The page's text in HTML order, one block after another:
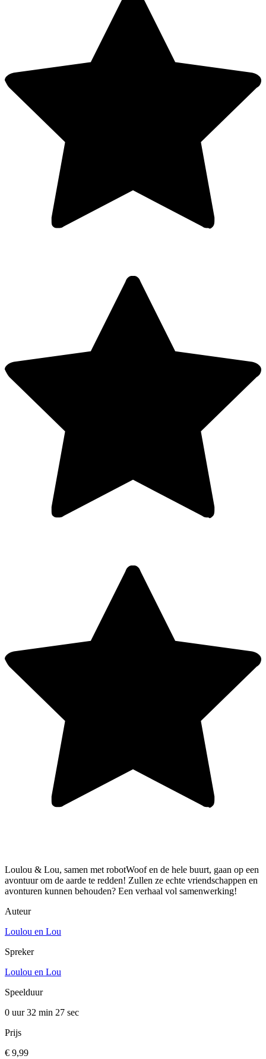
Loulou & Lou, samen met robotWoof en de hele buurt, gaan op een
avontuur om de aarde te redden! Zullen ze echte vriendschappen en
avonturen kunnen behouden? Een verhaal vol samenwerking!
Auteur
Loulou en Lou
Spreker
Loulou en Lou
Speelduur
0 uur 32 min 27 sec
Prijs
€ 9,99